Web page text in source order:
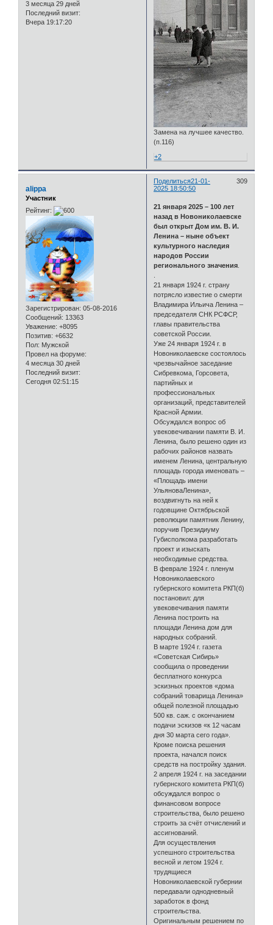
3 месяца 29 дней
Последний визит:
Вчера 19:17:20
Замена на лучшее качество.
(п.116)
+2
Поделиться 309
21-01-
2025 18:50:50
alippa
Участник
Рейтинг:
Зарегистрирован: 05-08-2016
Сообщений: 13363
Уважение: +8095
Позитив: +6632
Пол: Мужской
Провел на форуме:
4 месяца 30 дней
Последний визит:
Сегодня 02:51:15
21 января 2025 – 100 лет
назад в Новониколаевске
был открыт Дом им. В. И.
Ленина – ныне объект
культурного наследия
народов России
регионального значения
21 января 1924 г. страну
потрясло известие о смерти
Владимира Ильича Ленина –
председателя СНК РСФСР,
главы правительства
советской России.
Уже 24 января 1924 г. в
Новониколаевске состоялось
чрезвычайное заседание
Сибревкома, Горсовета,
партийных и
профессиональных
организаций, представителей
Красной Армии.
Обсуждался вопрос об
увековечивании памяти В. И.
Ленина, было решено один из
рабочих районов назвать
именем Ленина, центральную
площадь города именовать –
«Площадь имени
УльяноваЛенина»,
воздвигнуть на ней к
годовщине Октябрьской
революции памятник Ленину,
поручив Президиуму
Губисполкома разработать
проект и изыскать
необходимые средства.
В феврале 1924 г. пленум
Новониколаевского
губернского комитета РКП(б)
постановил: для
увековечивания памяти
Ленина построить на
площади Ленина дом для
народных собраний.
В марте 1924 г. газета
«Советская Сибирь»
сообщила о проведении
бесплатного конкурса
эскизных проектов «дома
собраний товарища Ленина»
общей полезной площадью
500 кв. саж. с окончанием
подачи эскизов «к 12 часам
дня 30 марта сего года».
Кроме поиска решения
проекта, начался поиск
средств на постройку здания.
2 апреля 1924 г. на заседании
губернского комитета РКП(б)
обсуждался вопрос о
финансовом вопросе
строительства, было решено
строить за счёт отчислений и
ассигнований.
Для осуществления
успешного строительства
весной и летом 1924 г.
трудящиеся
Новониколаевской губернии
передавали однодневный
заработок в фонд
строительства.
Оригинальным решением по